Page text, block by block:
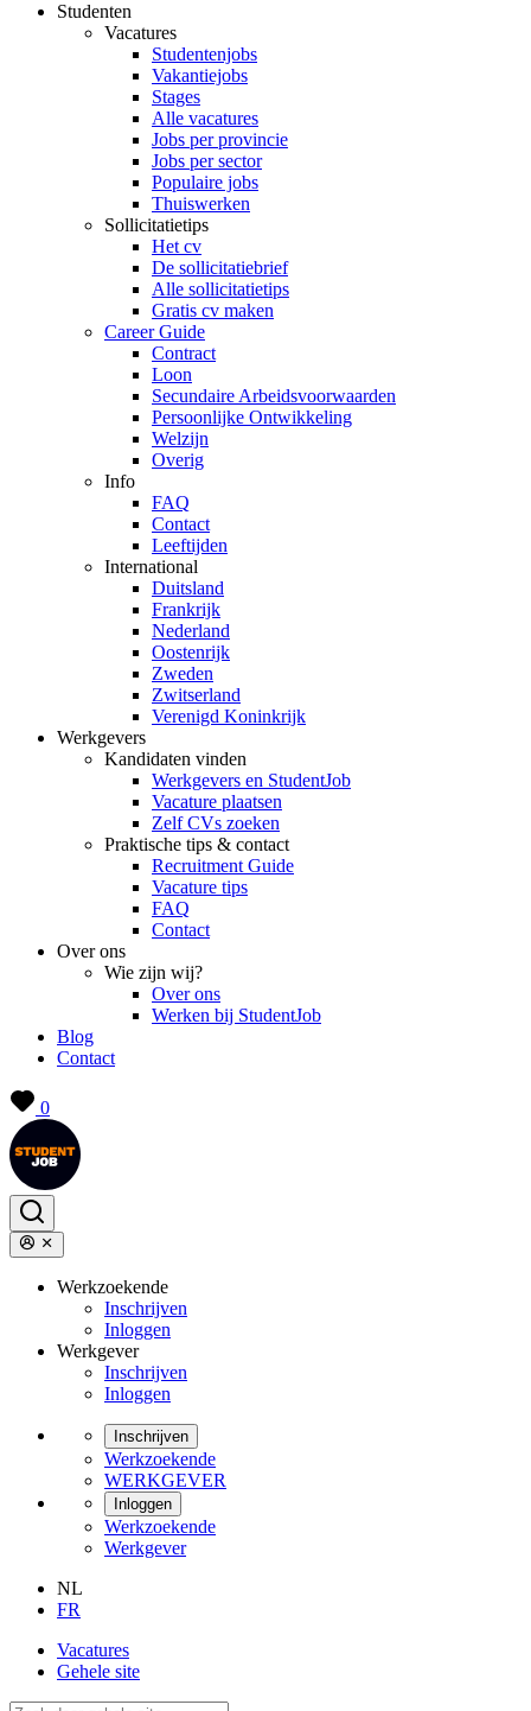
Studenten
Vacatures
Studentenjobs
Vakantiejobs
Stages
Alle vacatures
Jobs per provincie
Jobs per sector
Populaire jobs
Thuiswerken
Sollicitatietips
Het cv
De sollicitatiebrief
Alle sollicitatietips
Gratis cv maken
Career Guide
Contract
Loon
Secundaire Arbeidsvoorwaarden
Persoonlijke Ontwikkeling
Welzijn
Overig
Info
FAQ
Contact
Leeftijden
International
Duitsland
Frankrijk
Nederland
Oostenrijk
Zweden
Zwitserland
Verenigd Koninkrijk
Werkgevers
Kandidaten vinden
Werkgevers en StudentJob
Vacature plaatsen
Zelf CVs zoeken
Praktische tips & contact
Recruitment Guide
Vacature tips
FAQ
Contact
Over ons
Wie zijn wij?
Over ons
Werken bij StudentJob
Blog
Contact
0
Werkzoekende
Inschrijven
Inloggen
Werkgever
Inschrijven
Inloggen
Inschrijven
Werkzoekende
WERKGEVER
Inloggen
Werkzoekende
Werkgever
NL
FR
Vacatures
Gehele site